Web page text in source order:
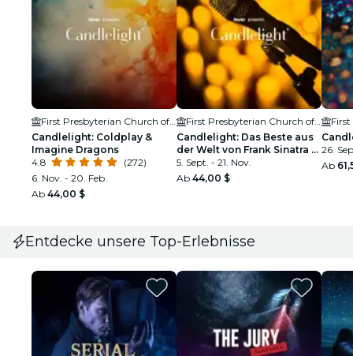
Candlelight: Coldplay &
Imagine Dragons
4.8
(272)
6. Nov. - 20. Feb.
Ab 44,00 $
Candlelight: Das Beste aus
der Welt von Frank Sinatra &
Nat King Cole
5. Sept. - 21. Nov.
Ab 44,00 $
26.
Ab
Entdecke unsere Top-Erlebnisse